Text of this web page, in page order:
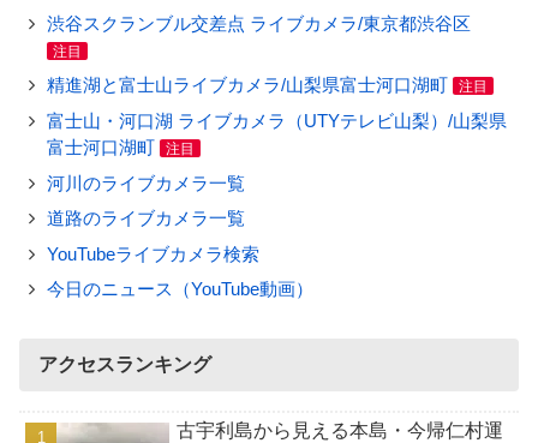
渋谷スクランブル交差点 ライブカメラ/東京都渋谷区
注目
精進湖と富士山ライブカメラ/山梨県富士河口湖町 注目
富士山・河口湖 ライブカメラ（UTYテレビ山梨）/山梨県
富士河口湖町
注目
河川のライブカメラ一覧
道路のライブカメラ一覧
YouTubeライブカメラ検索
今日のニュース（YouTube動画）
アクセスランキング
古宇利島から見える本島・今帰仁村運